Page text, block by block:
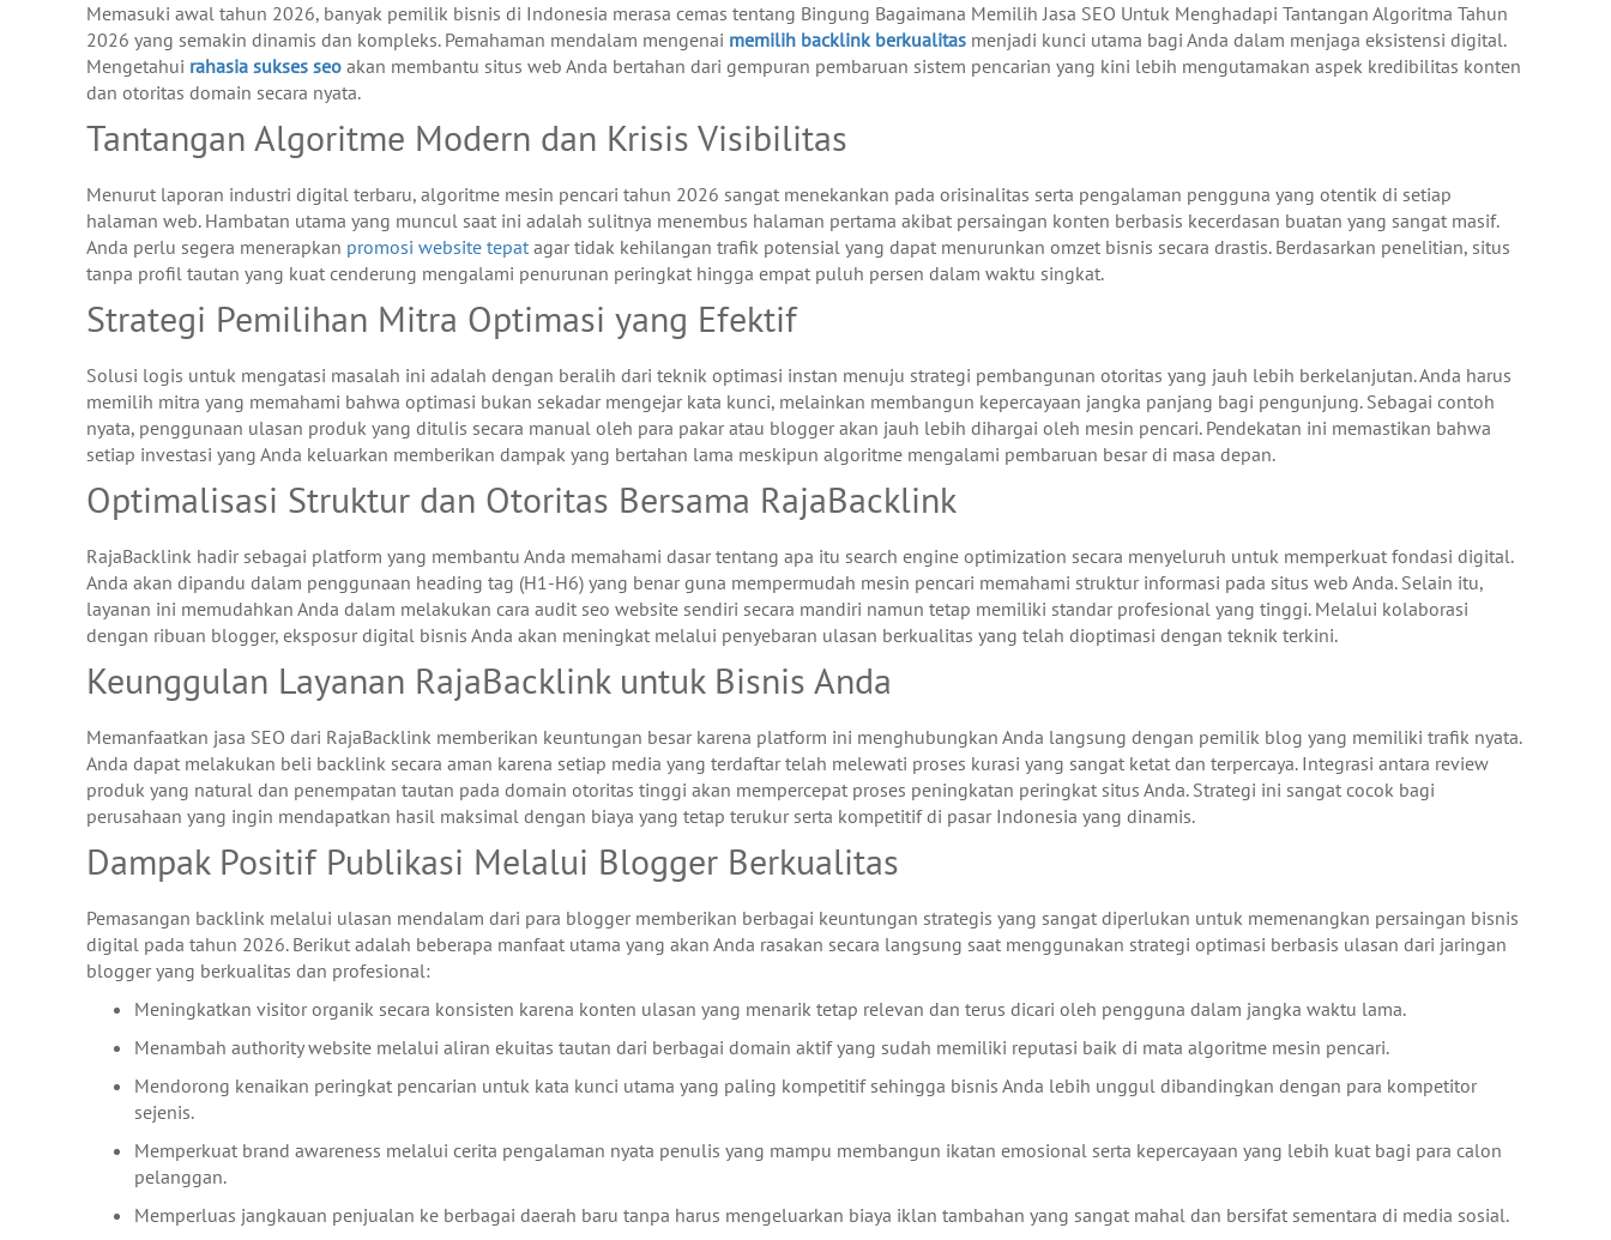
Memasuki awal tahun 2026, banyak pemilik bisnis di Indonesia merasa cemas tentang Bingung Bagaimana Memilih Jasa SEO Untuk Menghadapi Tantangan Algoritma Tahun
2026 yang semakin dinamis dan kompleks. Pemahaman mendalam mengenai memilih backlink berkualitas menjadi kunci utama bagi Anda dalam menjaga eksistensi digital.
Mengetahui rahasia sukses seo akan membantu situs web Anda bertahan dari gempuran pembaruan sistem pencarian yang kini lebih mengutamakan aspek kredibilitas konten
dan otoritas domain secara nyata.
Tantangan Algoritme Modern dan Krisis Visibilitas
Menurut laporan industri digital terbaru, algoritme mesin pencari tahun 2026 sangat menekankan pada orisinalitas serta pengalaman pengguna yang otentik di setiap
halaman web. Hambatan utama yang muncul saat ini adalah sulitnya menembus halaman pertama akibat persaingan konten berbasis kecerdasan buatan yang sangat masif.
Anda perlu segera menerapkan promosi website tepat agar tidak kehilangan trafik potensial yang dapat menurunkan omzet bisnis secara drastis. Berdasarkan penelitian, situs
tanpa profil tautan yang kuat cenderung mengalami penurunan peringkat hingga empat puluh persen dalam waktu singkat.
Strategi Pemilihan Mitra Optimasi yang Efektif
Solusi logis untuk mengatasi masalah ini adalah dengan beralih dari teknik optimasi instan menuju strategi pembangunan otoritas yang jauh lebih berkelanjutan. Anda harus
memilih mitra yang memahami bahwa optimasi bukan sekadar mengejar kata kunci, melainkan membangun kepercayaan jangka panjang bagi pengunjung. Sebagai contoh
nyata, penggunaan ulasan produk yang ditulis secara manual oleh para pakar atau blogger akan jauh lebih dihargai oleh mesin pencari. Pendekatan ini memastikan bahwa
setiap investasi yang Anda keluarkan memberikan dampak yang bertahan lama meskipun algoritme mengalami pembaruan besar di masa depan.
Optimalisasi Struktur dan Otoritas Bersama RajaBacklink
RajaBacklink hadir sebagai platform yang membantu Anda memahami dasar tentang apa itu search engine optimization secara menyeluruh untuk memperkuat fondasi digital.
Anda akan dipandu dalam penggunaan heading tag (H1-H6) yang benar guna mempermudah mesin pencari memahami struktur informasi pada situs web Anda. Selain itu,
layanan ini memudahkan Anda dalam melakukan cara audit seo website sendiri secara mandiri namun tetap memiliki standar profesional yang tinggi. Melalui kolaborasi
dengan ribuan blogger, eksposur digital bisnis Anda akan meningkat melalui penyebaran ulasan berkualitas yang telah dioptimasi dengan teknik terkini.
Keunggulan Layanan RajaBacklink untuk Bisnis Anda
Memanfaatkan jasa SEO dari RajaBacklink memberikan keuntungan besar karena platform ini menghubungkan Anda langsung dengan pemilik blog yang memiliki trafik nyata.
Anda dapat melakukan beli backlink secara aman karena setiap media yang terdaftar telah melewati proses kurasi yang sangat ketat dan terpercaya. Integrasi antara review
produk yang natural dan penempatan tautan pada domain otoritas tinggi akan mempercepat proses peningkatan peringkat situs Anda. Strategi ini sangat cocok bagi
perusahaan yang ingin mendapatkan hasil maksimal dengan biaya yang tetap terukur serta kompetitif di pasar Indonesia yang dinamis.
Dampak Positif Publikasi Melalui Blogger Berkualitas
Pemasangan backlink melalui ulasan mendalam dari para blogger memberikan berbagai keuntungan strategis yang sangat diperlukan untuk memenangkan persaingan bisnis
digital pada tahun 2026. Berikut adalah beberapa manfaat utama yang akan Anda rasakan secara langsung saat menggunakan strategi optimasi berbasis ulasan dari jaringan
blogger yang berkualitas dan profesional:
Meningkatkan visitor organik secara konsisten karena konten ulasan yang menarik tetap relevan dan terus dicari oleh pengguna dalam jangka waktu lama.
Menambah authority website melalui aliran ekuitas tautan dari berbagai domain aktif yang sudah memiliki reputasi baik di mata algoritme mesin pencari.
Mendorong kenaikan peringkat pencarian untuk kata kunci utama yang paling kompetitif sehingga bisnis Anda lebih unggul dibandingkan dengan para kompetitor
sejenis.
Memperkuat brand awareness melalui cerita pengalaman nyata penulis yang mampu membangun ikatan emosional serta kepercayaan yang lebih kuat bagi para calon
pelanggan.
Memperluas jangkauan penjualan ke berbagai daerah baru tanpa harus mengeluarkan biaya iklan tambahan yang sangat mahal dan bersifat sementara di media sosial.